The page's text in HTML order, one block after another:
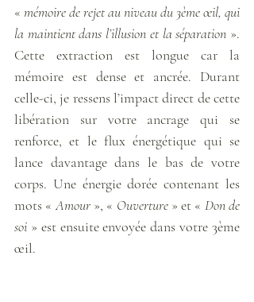
« mémoire de rejet au niveau du 3ème œil, qui
la maintient dans l’illusion et la séparation ».
Cette extraction est longue car la
mémoire est dense et ancrée. Durant
celle-ci, je ressens l’impact direct de cette
libération sur votre ancrage qui se
renforce, et le flux énergétique qui se
lance davantage dans le bas de votre
corps. Une énergie dorée contenant les
mots « Amour », « Ouverture » et « Don de
soi » est ensuite envoyée dans votre 3ème
œil.